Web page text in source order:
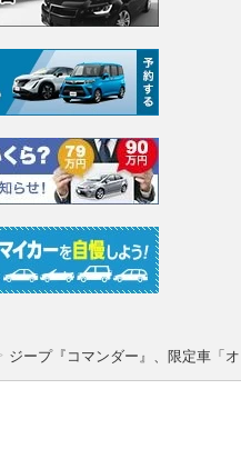
ジープ『コマンダー』、限定車「